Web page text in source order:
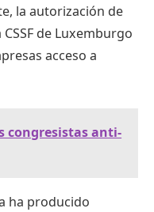
la autorización de
de Luxemburgo
acceso a
congresistas anti-
ha producido